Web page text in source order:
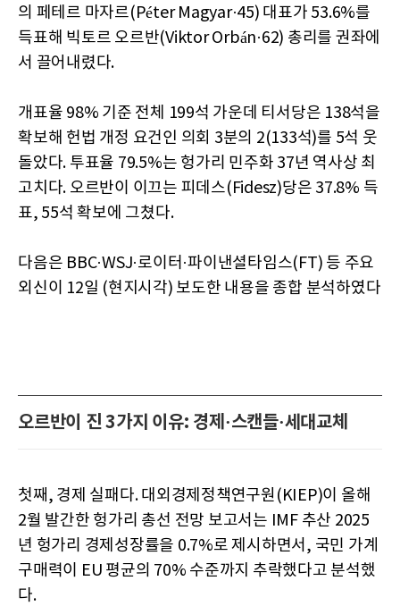
의 페테르 마자르(Péter Magyar·45) 대표가 53.6%를
득표해 빅토르 오르반(Viktor Orbán·62) 총리를 권좌에
서 끌어내렸다.
개표율 98% 기준 전체 199석 가운데 티서당은 138석을
확보해 헌법 개정 요건인 의회 3분의 2(133석)를 5석 웃
돌았다. 투표율 79.5%는 헝가리 민주화 37년 역사상 최
고치다. 오르반이 이끄는 피데스(Fidesz)당은 37.8% 득
표, 55석 확보에 그쳤다.
다음은 BBC·WSJ·로이터·파이낸셜타임스(FT) 등 주요
외신이 12일 (현지시각) 보도한 내용을 종합 분석하였다
오르반이 진 3가지 이유: 경제·스캔들·세대교체
첫째, 경제 실패다. 대외경제정책연구원(KIEP)이 올해
2월 발간한 헝가리 총선 전망 보고서는 IMF 추산 2025
년 헝가리 경제성장률을 0.7%로 제시하면서, 국민 가계
구매력이 EU 평균의 70% 수준까지 추락했다고 분석했
다.